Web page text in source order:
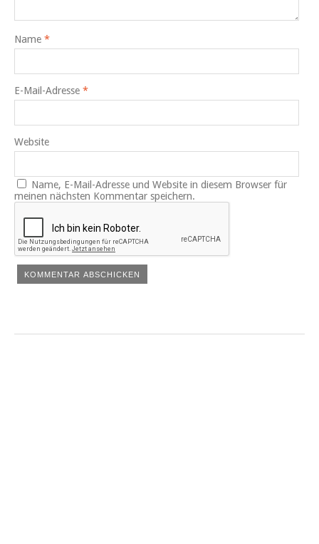
Name *
E-Mail-Adresse *
Website
Name, E-Mail-Adresse und Website in diesem Browser für
meinen nächsten Kommentar speichern.